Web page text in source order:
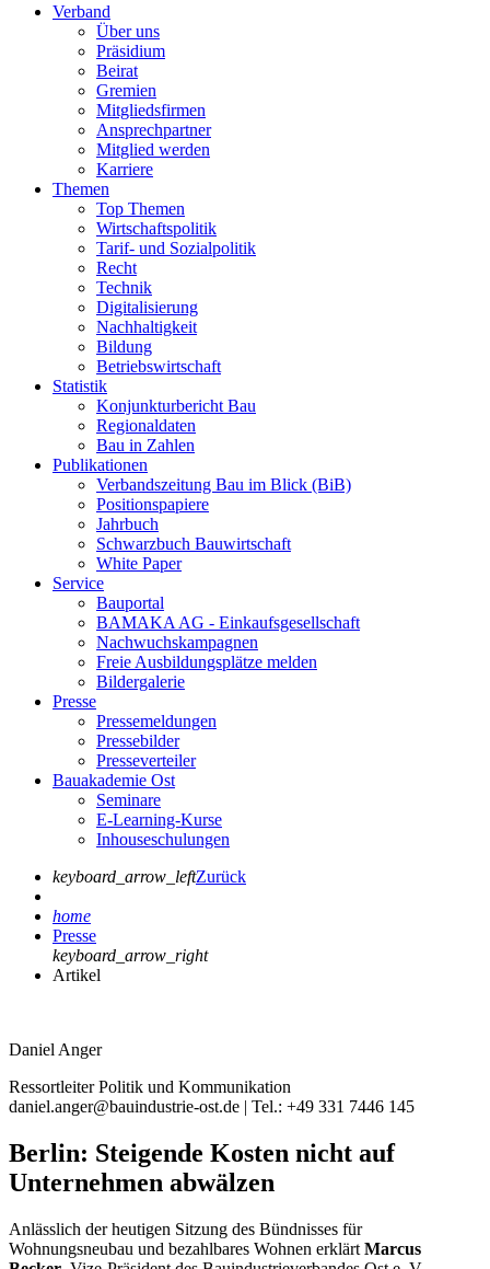
Verband
Über uns
Präsidium
Beirat
Gremien
Mitgliedsfirmen
Ansprechpartner
Mitglied werden
Karriere
Themen
Top Themen
Wirtschaftspolitik
Tarif- und Sozialpolitik
Recht
Technik
Digitalisierung
Nachhaltigkeit
Bildung
Betriebswirtschaft
Statistik
Konjunkturbericht Bau
Regionaldaten
Bau in Zahlen
Publikationen
Verbandszeitung Bau im Blick (BiB)
Positionspapiere
Jahrbuch
Schwarzbuch Bauwirtschaft
White Paper
Service
Bauportal
BAMAKA AG - Einkaufsgesellschaft
Nachwuchskampagnen
Freie Ausbildungsplätze melden
Bildergalerie
Presse
Pressemeldungen
Pressebilder
Presseverteiler
Bauakademie Ost
Seminare
E-Learning-Kurse
Inhouseschulungen
keyboard_arrow_leftZurück
home
Presse
keyboard_arrow_right
Artikel
Daniel Anger
Ressortleiter Politik und Kommunikation
daniel.anger@bauindustrie-ost.de | Tel.: +49 331 7446 145
Berlin: Steigende Kosten nicht auf
Unternehmen abwälzen
Anlässlich der heutigen Sitzung des Bündnisses für
Wohnungsneubau und bezahlbares Wohnen erklärt Marcus